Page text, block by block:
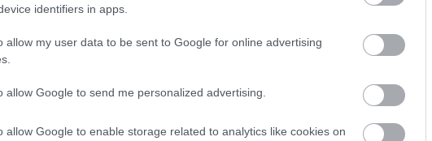
identifiers in apps.
allow my user data to be sent to Google for online advertising
allow Google to send me personalized advertising.
allow Google to enable storage related to analytics like cookies on
baloldali szavazók ne üljenek fel a pártjaik
Az oltás egy nemzeti ügy -